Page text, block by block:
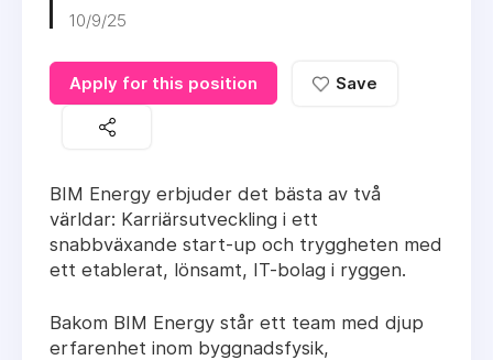
10/9/25
Apply for this position Save
BIM Energy erbjuder det bästa av två
världar: Karriärsutveckling i ett
snabbväxande start-up och tryggheten med
ett etablerat, lönsamt, IT-bolag i ryggen.
Bakom BIM Energy står ett team med djup
erfarenhet inom byggnadsfysik,